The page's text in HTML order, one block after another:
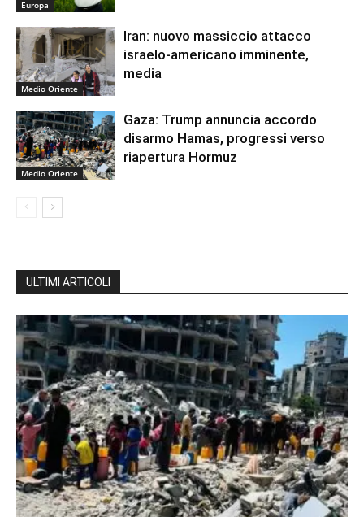
Europa
Medio Oriente
Iran: nuovo massiccio attacco
israelo-americano imminente,
media
Medio Oriente
Gaza: Trump annuncia accordo
disarmo Hamas, progressi verso
riapertura Hormuz
ULTIMI ARTICOLI